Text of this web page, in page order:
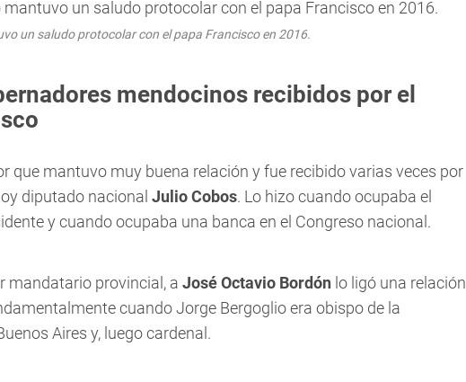
un saludo protocolar con el papa Francisco en 2016.
mendocinos recibidos por el
que mantuvo muy buena relación y fue recibido varias veces por
diputado nacional Julio Cobos. Lo hizo cuando ocupaba el
y cuando ocupaba una banca en el Congreso nacional.
mandatario provincial, a José Octavio Bordón lo ligó una relación
cuando Jorge Bergoglio era obispo de la
Aires y, luego cardenal.